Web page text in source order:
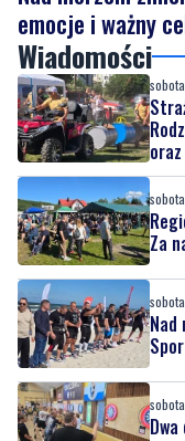
emocje i ważny
Wiadomości
Za